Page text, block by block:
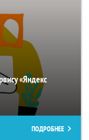
«Яндекс
ПОДРОБНЕЕ